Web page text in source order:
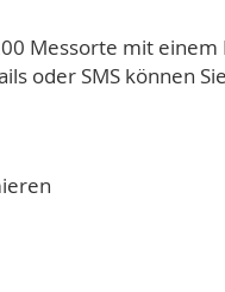
Messorte mit einem
oder SMS können